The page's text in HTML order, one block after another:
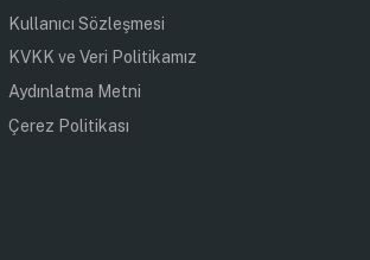
Kullanıcı Sözleşmesi
KVKK ve Veri Politikamız
Aydınlatma Metni
Çerez Politikası